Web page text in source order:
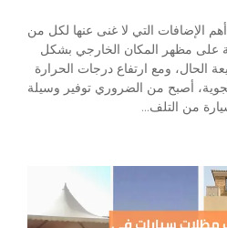
الإضافات التي لا غنى عنها لكل من
على مظهر المكان الخارجي بشكل
الحال، ومع ارتفاع درجات الحرارة
أصبح من الضروري توفير وسيلة
من التلف...